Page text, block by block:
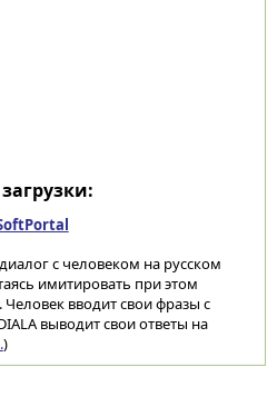
с человеком на русском
имитировать при этом
Человек вводит свои фразы с
выводит свои ответы на
)